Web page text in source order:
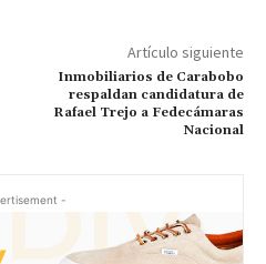
Artículo siguiente
Inmobiliarios de Carabobo
respaldan candidatura de
Rafael Trejo a Fedecámaras
Nacional
-